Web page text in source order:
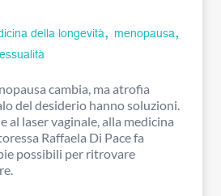
della longevità, menopausa,
cambia, ma atrofia
del desiderio hanno soluzioni.
al laser vaginale, alla medicina
Raffaela Di Pace fa
possibili per ritrovare